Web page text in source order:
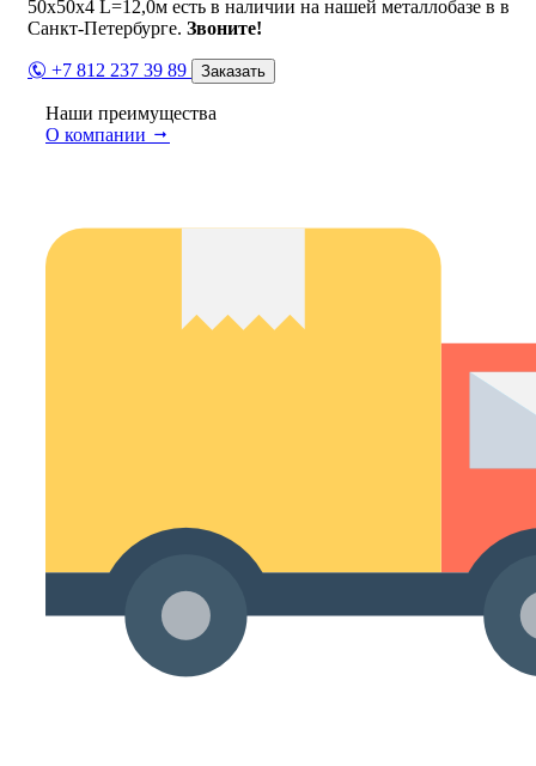
50х50х4 L=12,0м есть в наличии на нашей металлобазе в в
Санкт-Петербурге. Звоните!
+7 812 237 39 89 Заказать
Наши преимущества
О компании